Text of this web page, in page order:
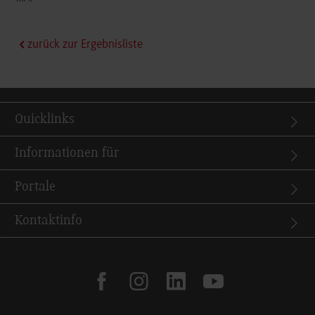
zurück zur Ergebnisliste
Quicklinks
Informationen für
Portale
Kontaktinfo
facebookinstagramlinkedinyoutube